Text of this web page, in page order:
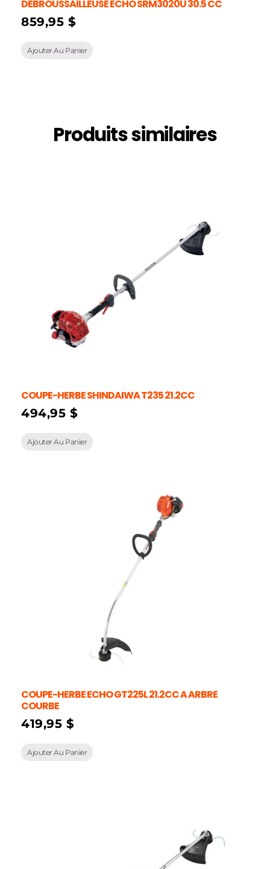
DEBROUSSAILLEUSE ECHO SRM3020U 30.5 CC
859,95$
Ajouter Au Panier
Produits similaires
COUPE-HERBE SHINDAIWA T235 21.2CC
494,95$
Ajouter Au Panier
COUPE-HERBE ECHO GT225L 21.2CC A ARBRE
COURBE
419,95$
Ajouter Au Panier